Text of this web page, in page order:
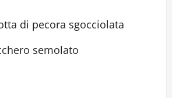
di pecora sgocciolata
semolato